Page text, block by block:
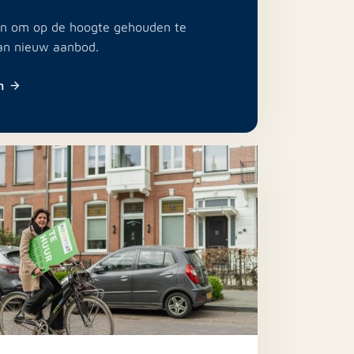
om op de hoogte gehouden te
nieuw aanbod.